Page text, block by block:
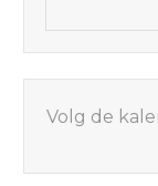
Volg de